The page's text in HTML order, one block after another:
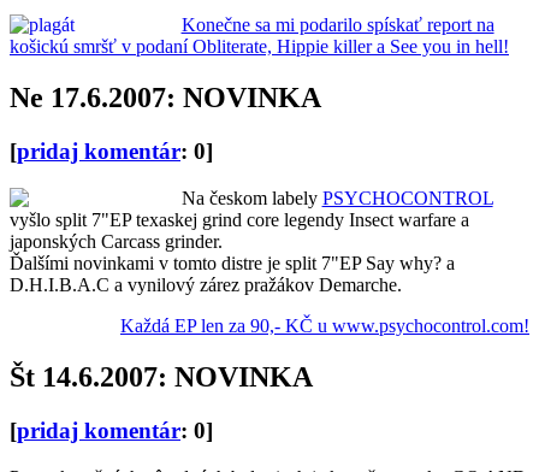
Konečne sa mi podarilo spískať report na
košickú smršť v podaní Obliterate, Hippie killer a See you in hell!
Ne 17.6.2007: NOVINKA
[pridaj komentár: 0]
Na českom labely PSYCHOCONTROL
vyšlo split 7"EP texaskej grind core legendy Insect warfare a
japonských Carcass grinder.
Ďalšími novinkami v tomto distre je split 7"EP Say why? a
D.H.I.B.A.C a vynilový zárez pražákov Demarche.
Každá EP len za 90,- KČ u www.psychocontrol.com!
Št 14.6.2007: NOVINKA
[pridaj komentár: 0]